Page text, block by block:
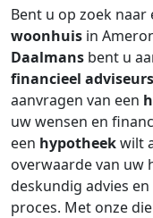
Bent u op zoek naar
woonhuis in
Daalmans bent u
financieel adviseurs
aanvragen van een
uw wensen en
een hypotheekwilt
overwaarde van uw
deskundig advies
proces. Met onze